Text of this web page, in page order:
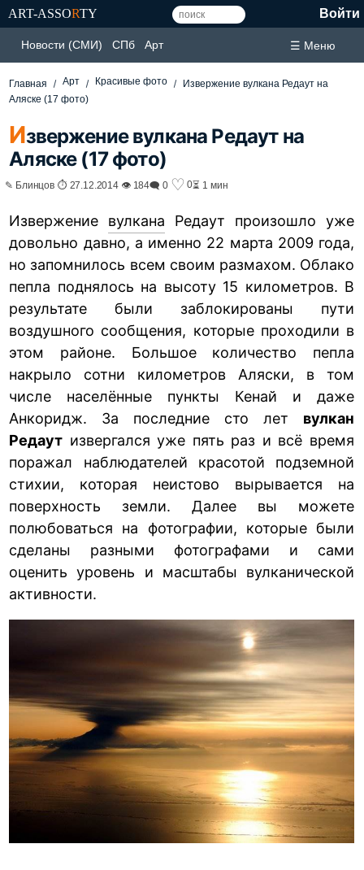
ART-ASSORTY Войти
Новости (СМИ) СПб Арт ☰ Меню
Главная Арт Красивые фото
Извержение вулкана Редаут на
Аляске (17 фото)
Извержение вулкана Редаут на
Аляске (17 фото)
✎ Блинцов ⏱ 27.12.2014 👁 184🗨 0 ♡ 0⏳ 1 мин
Извержение вулкана Редаут произошло уже
довольно давно, а именно 22 марта 2009 года,
но запомнилось всем своим размахом. Облако
пепла поднялось на высоту 15 километров. В
результате были заблокированы пути
воздушного сообщения, которые проходили в
этом районе. Большое количество пепла
накрыло сотни километров Аляски, в том
числе населённые пункты Кенай и даже
Анкоридж. За последние сто лет вулкан
Редаут извергался уже пять раз и всё время
поражал наблюдателей красотой подземной
стихии, которая неистово вырывается на
поверхность земли. Далее вы можете
полюбоваться на фотографии, которые были
сделаны разными фотографами и сами
оценить уровень и масштабы вулканической
активности.